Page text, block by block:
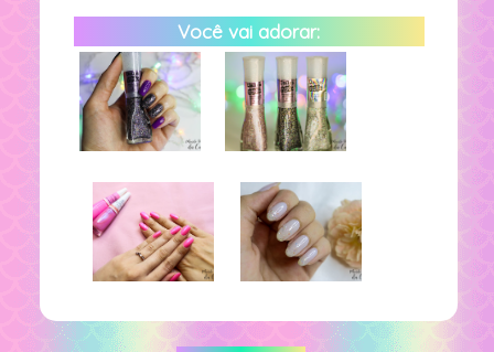
Você vai adorar: